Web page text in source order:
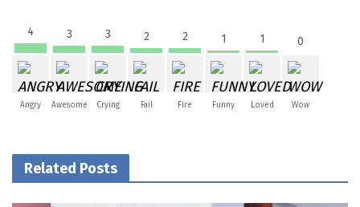
4
Angry
3
Awesome
3
Crying
2
Fail
2
Fire
1
Funny
1
Loved
0
Wow
Related Posts